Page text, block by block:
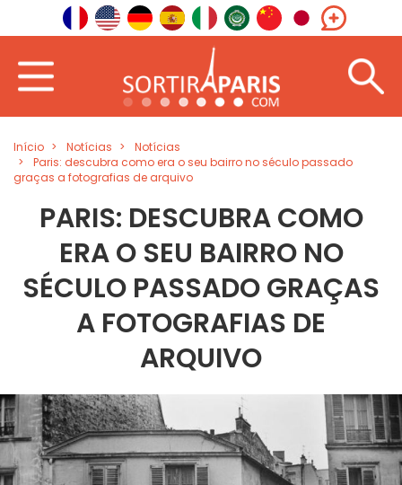
Início Notícias
Notícias
Paris: descubra como era o seu bairro no século passado
graças a fotografias de arquivo
PARIS: DESCUBRA COMO
ERA O SEU BAIRRO NO
SÉCULO PASSADO GRAÇAS
A FOTOGRAFIAS DE
ARQUIVO